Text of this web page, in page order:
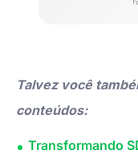
Talvez você
conteúdos:
Transformando